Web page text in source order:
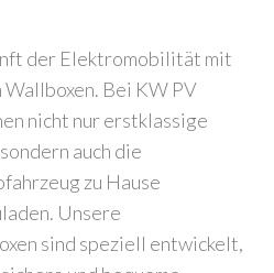
der Elektromobilität mit
Bei KW PV
nicht nur erstklassige
auch die
zu Hause
Unsere
sind speziell entwickelt,